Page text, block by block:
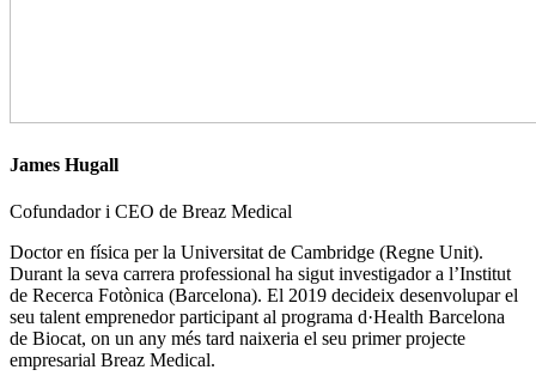
James Hugall
Cofundador i CEO de Breaz Medical
Doctor en física per la Universitat de Cambridge (Regne Unit).
Durant la seva carrera professional ha sigut investigador a l’Institut
de Recerca Fotònica (Barcelona). El 2019 decideix desenvolupar el
seu talent emprenedor participant al programa d·Health Barcelona
de Biocat, on un any més tard naixeria el seu primer projecte
empresarial Breaz Medical.